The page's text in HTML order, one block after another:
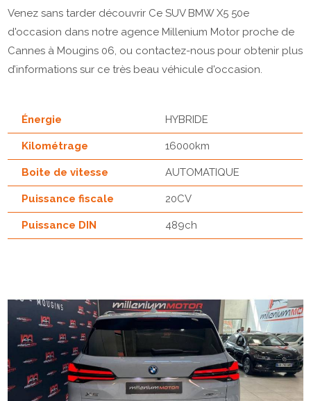
Venez sans tarder découvrir Ce SUV BMW X5 50e
d'occasion dans notre agence Millenium Motor proche de
Cannes à Mougins 06, ou contactez-nous pour obtenir plus
d’informations sur ce très beau véhicule d'occasion.
Énergie HYBRIDE
Kilométrage 16000km
Boite de vitesse AUTOMATIQUE
Puissance fiscale 20CV
Puissance DIN 489ch